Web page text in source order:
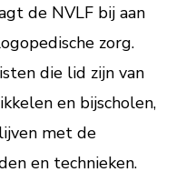
de NVLF bij aan
zorg.
die lid zijn van
en bijscholen,
met de
en technieken.